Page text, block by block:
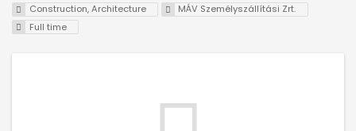
Construction, Architecture
MÁV Személyszállítási Zrt.
Full time